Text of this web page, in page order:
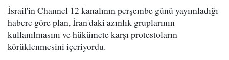
İsrail'in Channel 12 kanalının perşembe günü yayımladığı
habere göre plan, İran'daki azınlık gruplarının
kullanılmasını ve hükümete karşı protestoların
körüklenmesini içeriyordu.